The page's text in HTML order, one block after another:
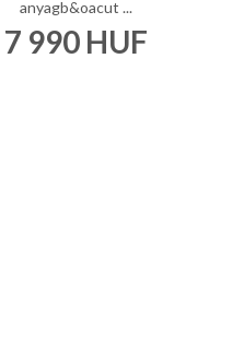
anyagb&oacut ...
7 990 HUF